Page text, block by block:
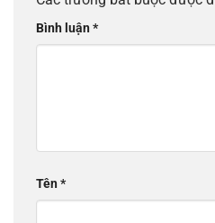
Bình luận*
Tên*